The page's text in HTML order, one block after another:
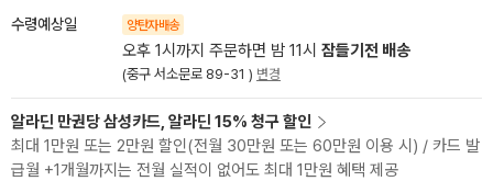
수령예상일 양탄자배송
오후 1시까지 주문하면 밤 11시 잠들기전 배송
(중구 서소문로 89-31 ) 변경
알라딘 만권당 삼성카드, 알라딘 15% 청구 할인
최대 1만원 또는 2만원 할인(전월 30만원 또는 60만원 이용 시) / 카드 발
급월 +1개월까지는 전월 실적이 없어도 최대 1만원 혜택 제공